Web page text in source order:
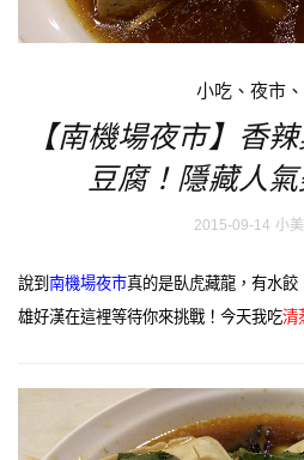
小吃、夜市
【南機場夜市】香
豆腐！隱藏人氣
2015-09-14 小美
說到 南機場夜市真的是臥虎藏龍，有水
雄好漢在這裡等待你來挑戰！今天我吃清